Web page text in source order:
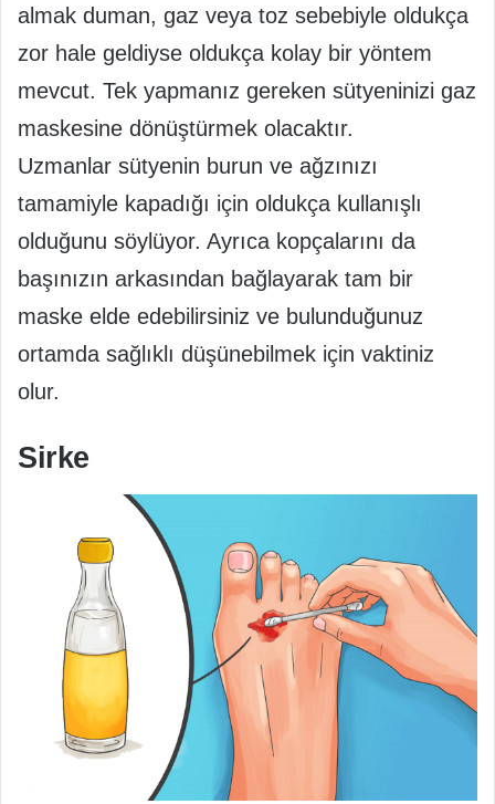
almak duman, gaz veya toz sebebiyle oldukça
zor hale geldiyse oldukça kolay bir yöntem
mevcut. Tek yapmanız gereken sütyeninizi gaz
maskesine dönüştürmek olacaktır.
Uzmanlar sütyenin burun ve ağzınızı
tamamiyle kapadığı için oldukça kullanışlı
olduğunu söylüyor. Ayrıca kopçalarını da
başınızın arkasından bağlayarak tam bir
maske elde edebilirsiniz ve bulunduğunuz
ortamda sağlıklı düşünebilmek için vaktiniz
olur.
Sirke